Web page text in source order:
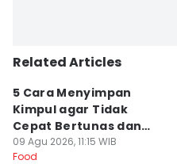
Related Articles
5 Cara Menyimpan
Kimpul agar Tidak
Cepat Bertunas dan
Busuk
09 Agu 2026, 11:15 WIB
Food